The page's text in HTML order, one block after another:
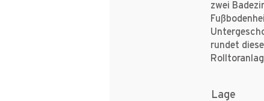
zwei
rundet
Lage